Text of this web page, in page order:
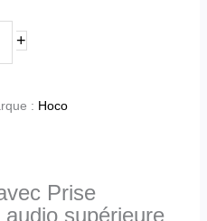
+
: Hoco
Prise
supérieure